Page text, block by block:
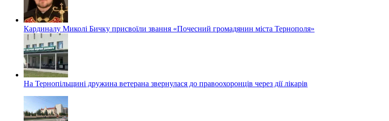
Кардиналу Миколі Бичку присвоїли звання «Почесний громадянин міста Тернополя»
На Тернопільщині дружина ветерана звернулася до правоохоронців через дії лікарів